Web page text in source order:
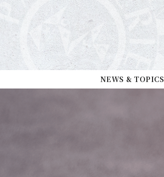
NEWS & TOPICS